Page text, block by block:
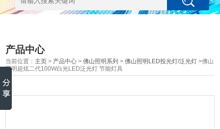
产品中心
当前位置： 主页 > 产品中心 >佛山照明系列 >佛山照明LED投光灯/泛光灯 >佛山
照明超炫二代100W白光LED泛光灯 节能灯具